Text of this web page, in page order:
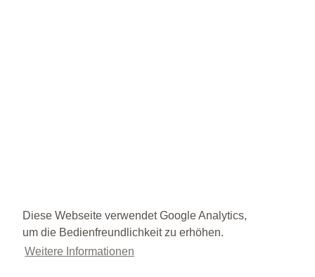
Diese Webseite verwendet Google Analytics,
um die Bedienfreundlichkeit zu erhöhen.
Weitere Informationen